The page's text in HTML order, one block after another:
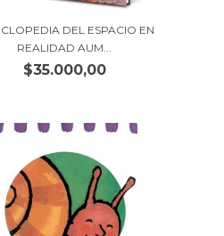
DEL ESPACIO EN
REALIDAD AUM...
$35.000,00